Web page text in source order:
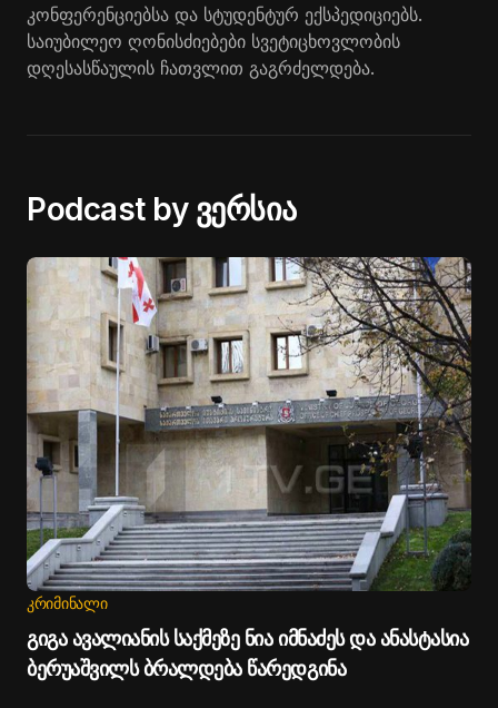
კონფერენციებსა და სტუდენტურ ექსპედიციებს.
საიუბილეო ღონისძიებები სვეტიცხოვლობის
დღესასწაულის ჩათვლით გაგრძელდება.
Podcast by ვერსია
ᲙᲠᲘᲛᲘᲜᲐᲚᲘ
გიგა ავალიანის საქმეზე ნია იმნაძეს და ანასტასია
ბერუაშვილს ბრალდება წარედგინა